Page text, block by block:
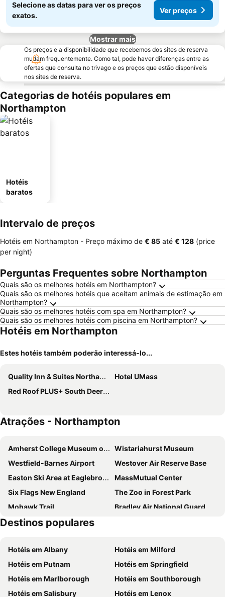
Selecione as datas para ver os preços
exatos.
Ver preços
Mostrar mais
Os preços e a disponibilidade que recebemos dos sites de reserva
mudam frequentemente. Como tal, pode haver diferenças entre as
ofertas que consulta no trivago e os preços que estão disponíveis
nos sites de reserva.
Categorias de hotéis populares em
Northampton
Hotéis
baratos
Intervalo de preços
Hotéis em Northampton - Preço máximo de ‎€ 85 até ‎€ 128 (price
per night)
Perguntas Frequentes sobre Northampton
Quais são os melhores hotéis em Northampton?
Quais são os melhores hotéis que aceitam animais de estimação em
Northampton?
Quais são os melhores hotéis com spa em Northampton?
Quais são os melhores hotéis com piscina em Northampton?
Hotéis em Northampton
Estes hotéis também poderão interessá-lo...
Quality Inn & Suites Northampton - Amherst
Hotel UMass
Red Roof PLUS+ South Deerfield - Amherst
Atrações - Northampton
Amherst College Museum of Natural History
Wistariahurst Museum
Westfield-Barnes Airport
Westover Air Reserve Base
Easton Ski Area at Eaglebrook School (private)
MassMutual Center
Six Flags New England
The Zoo in Forest Park
Mohawk Trail
Bradley Air National Guard Base
Berkshire Museum
Destinos populares
Hotéis em Albany
Hotéis em Milford
Hotéis em Putnam
Hotéis em Springfield
Hotéis em Marlborough
Hotéis em Southborough
Hotéis em Salisbury
Hotéis em Lenox